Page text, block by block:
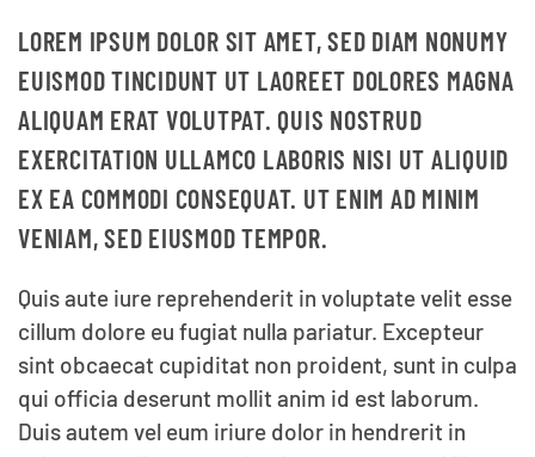
LOREM IPSUM DOLOR SIT AMET, SED DIAM NONUMY
EUISMOD TINCIDUNT UT LAOREET DOLORES MAGNA
ALIQUAM ERAT VOLUTPAT. QUIS NOSTRUD
EXERCITATION ULLAMCO LABORIS NISI UT ALIQUID
EX EA COMMODI CONSEQUAT. UT ENIM AD MINIM
VENIAM, SED EIUSMOD TEMPOR.
Quis aute iure reprehenderit in voluptate velit esse
cillum dolore eu fugiat nulla pariatur. Excepteur
sint obcaecat cupiditat non proident, sunt in culpa
qui officia deserunt mollit anim id est laborum.
Duis autem vel eum iriure dolor in hendrerit in